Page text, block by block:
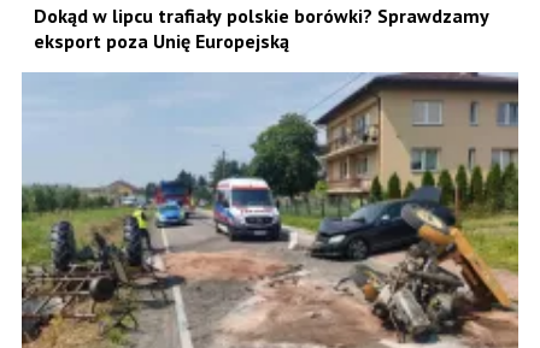
Dokąd w lipcu trafiały polskie borówki? Sprawdzamy
eksport poza Unię Europejską